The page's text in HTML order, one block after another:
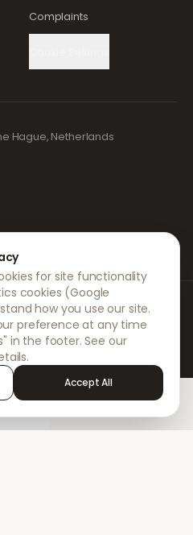
Complaints
Hague, Netherlands
registrierten Ärzten und
Fachkräften zusammen, um
und mit größter Sorgfalt
unabhängigen Verschreiber
Verschreibungen. Unsere
die Abgabe und den Versand der
for site functionality
cookies (Google
how you use our site.
preference at any time
in the footer. See our
Accept All
Sign in